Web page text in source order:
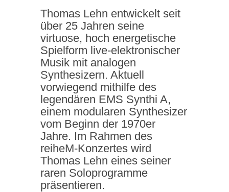
Thomas Lehn entwickelt seit
über 25 Jahren seine
virtuose, hoch energetische
Spielform live-elektronischer
Musik mit analogen
Synthesizern. Aktuell
vorwiegend mithilfe des
legendären EMS Synthi A,
einem modularen Synthesizer
vom Beginn der 1970er
Jahre. Im Rahmen des
reiheM-Konzertes wird
Thomas Lehn eines seiner
raren Soloprogramme
präsentieren.